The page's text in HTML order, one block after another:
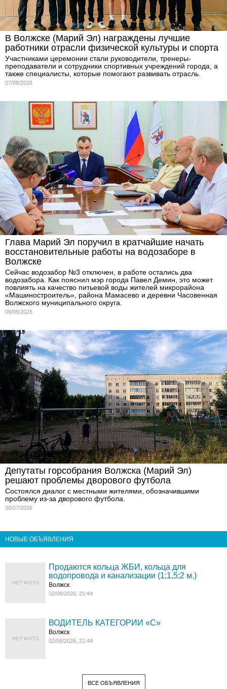
В Волжске (Марий Эл) награждены лучшие
работники отрасли физической культуры и спорта
Участниками церемонии стали руководители, тренеры-
преподаватели и сотрудники спортивных учреждений города, а
также специалисты, которые помогают развивать отрасль.
07/08/2026
Глава Марий Эл поручил в кратчайшие начать
восстановительные работы на водозаборе в
Волжске
Сейчас водозабор №3 отключен, в работе остались два
водозабора. Как пояснил мэр города Павел Демин, это может
повлиять на качество питьевой воды жителей микрорайона
«Машиностроитель», района Мамасево и деревни Часовенная
Волжского муниципального округа.
06/08/2026
Депутаты горсобрания Волжска (Марий Эл)
решают проблемы дворового футбола
Состоялся диалог с местными жителями, обозначившими
проблему из-за дворового футбола.
30/07/2026
НОВЫЕ ОБЪЯВЛЕНИЯ
НЕТ ФОТО
Продаются кольца ЖБИ, кольца для
водопровода и канализации (1;1,5;2 м.)
Волжск
02/08/2026, 21:44
НЕТ ФОТО
ВОДИТЕЛЬ КАТЕГОРИИ «C»
Волжск
02/08/2026, 21:44
ВСЕ ОБЪЯВЛЕНИЯ